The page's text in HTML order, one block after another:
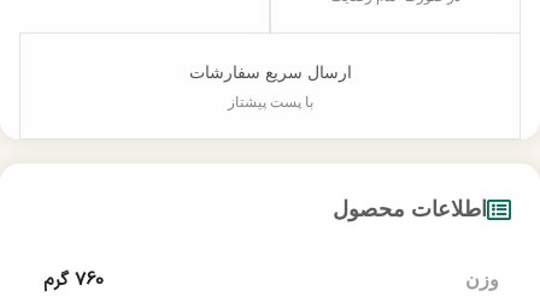
ارسال سریع سفارشات
با پست پیشتاز
اطلاعات محصول
وزن 760 گرم